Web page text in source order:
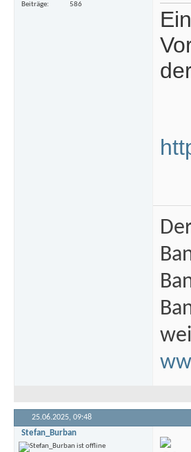
Beiträge
586
25.06.2025, 09:48
Stefan_Burban